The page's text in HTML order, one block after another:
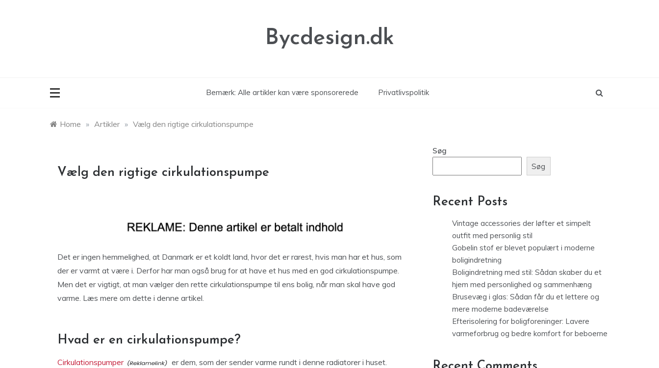
Bycdesign.dk
Bemærk: Alle artikler kan være sponsorerede Privatlivspolitik
Home » Artikler » Vælg den rigtige cirkulationspumpe
Vælg den rigtige cirkulationspumpe
Det er ingen hemmelighed, at Danmark er et koldt land, hvor det er rarest, hvis man har et hus, som
der er varmt at være i. Derfor har man også brug for at have et hus med en god cirkulationspumpe.
Men det er vigtigt, at man vælger den rette cirkulationspumpe til ens bolig, når man skal have god
varme. Læs mere om dette i denne artikel.
Hvad er en cirkulationspumpe?
Cirkulationspumper
er dem, som der sender varme rundt i denne radiatorer i huset.
Søg
Søg
Recent Posts
Vintage accessories der løfter et simpelt
outfit med personlig stil
Gobelin stof er blevet populært i moderne
boligindretning
Boligindretning med stil: Sådan skaber du et
hjem med personlighed og sammenhæng
Brusevæg i glas: Sådan får du et lettere og
mere moderne badeværelse
Efterisolering for boligforeninger: Lavere
varmeforbrug og bedre komfort for beboerne